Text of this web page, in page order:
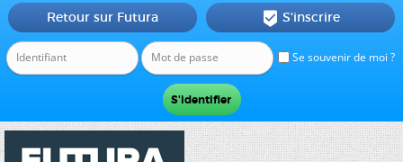
Se souvenir de moi ?
Retour sur Futura  S'inscrire